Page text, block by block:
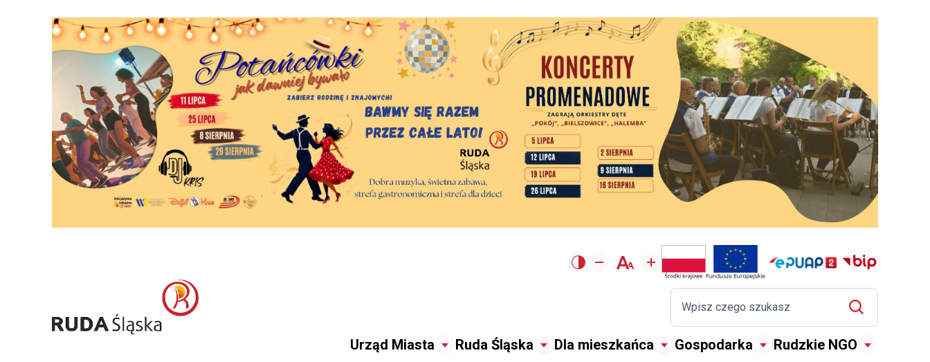
Urząd Miasta Ruda Śląska Dla mieszkańca Gospodarka Rudzkie NGO